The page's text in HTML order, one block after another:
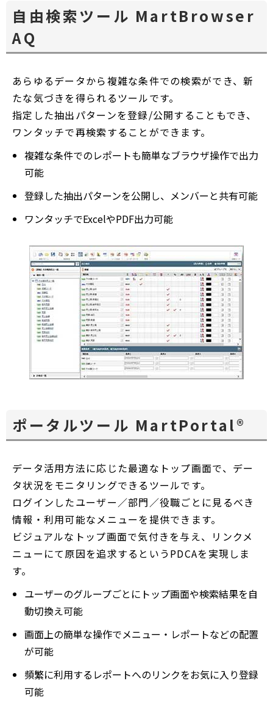
自由検索ツール MartBrowser
AQ
あらゆるデータから複雑な条件での検索ができ、新
たな気づきを得られるツールです。
指定した抽出パターンを登録/公開することもでき、
ワンタッチで再検索することができます。
複雑な条件でのレポートも簡単なブラウザ操作で出力
可能
登録した抽出パターンを公開し、メンバーと共有可能
ワンタッチでExcelやPDF出力可能
ポータルツール MartPortal®
データ活用方法に応じた最適なトップ画面で、デー
タ状況をモニタリングできるツールです。
ログインしたユーザー／部門／役職ごとに見るべき
情報・利用可能なメニューを提供できます。
ビジュアルなトップ画面で気付きを与え、リンクメ
ニューにて原因を追求するというPDCAを実現しま
す。
ユーザーのグループごとにトップ画面や検索結果を自
動切換え可能
画面上の簡単な操作でメニュー・レポートなどの配置
が可能
頻繁に利用するレポートへのリンクをお気に入り登録
可能